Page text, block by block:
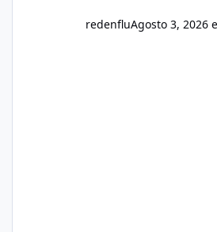
redenfluAgosto 3, 2026